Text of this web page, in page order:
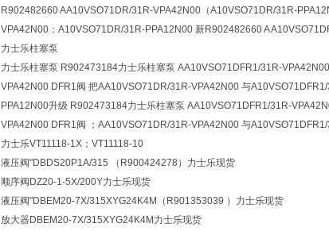
R902482660 AA10VSO71DR/31R-VPA42N00（A10VSO71DR/31R-
VPA42N00；A10VSO71DR/31R-PPA12N00 新R902482660 A
力士乐柱塞泵
力士乐柱塞泵 R902473184力士乐柱塞泵 AA10VSO71DFR1/31R-
VPA42N00 DFR1阀 把AA10VSO71DR/31R-VPA42N00 与
PPA12N00升级 R902473184力士乐柱塞泵 AA10VSO71DFR1/31R-
VPA42N00 DFR1阀 ；AA10VSO71DR/31R-VPA42N00 与
力士乐VT11118-1X；VT11118-10
液压阀"DBDS20P1A/315 （R900424278）力士乐现货
顺序阀 DZ20-1-5X/200Y力士乐现货
液压阀"DBEM20-7X/315XYG24K4M（R901353039 ）力士乐现货
放大器DBEM20-7X/315XYG24K4M力士乐现货